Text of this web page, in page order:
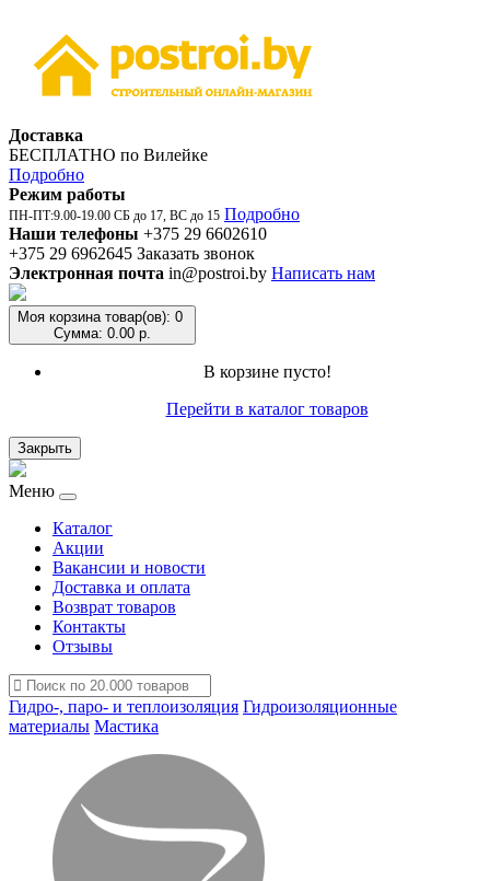
Доставка
БЕСПЛАТНО по Вилейке
Подробно
Режим работы
ПН-ПТ:9.00-19.00 СБ до 17, ВС до 15 Подробно
Наши телефоны +375 29 6602610
+375 29 6962645 Заказать звонок
Электронная почта in@postroi.by Написать нам
Моя корзина товар(ов): 0
Сумма: 0.00 р.
В корзине пусто!
Перейти в каталог товаров
Закрыть
Меню
Каталог
Акции
Вакансии и новости
Доставка и оплата
Возврат товаров
Контакты
Отзывы
Гидро-, паро- и теплоизоляция Гидроизоляционные
материалы Мастика